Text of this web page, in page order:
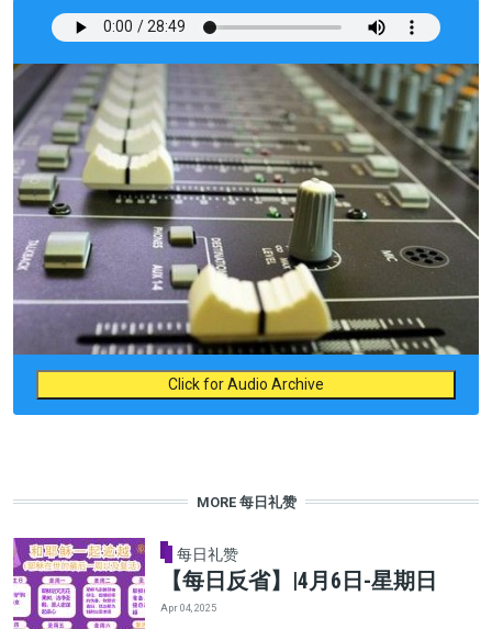
Click for Audio Archive
MORE 每日礼赞
每日礼赞
【每日反省】|4月6日-星期日
Apr 04, 2025